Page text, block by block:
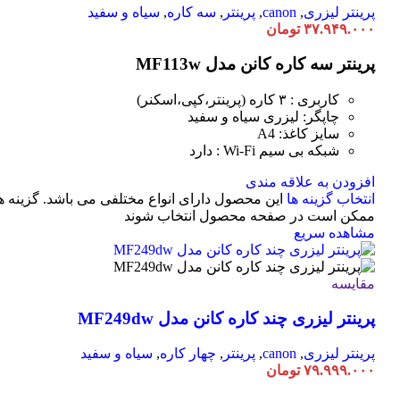
پرینتر لیزری,
canon
, پرینتر , سه کاره, سیاه و سفید
۳۷.۹۴۹.۰۰۰ تومان
پرینتر سه کاره کانن مدل MF113w
کاربری : ۳ کاره (پرینتر،کپی،اسکنر)
چاپگر: لیزری سیاه و سفید
سایز کاغذ: A4
شبکه بی سیم Wi-Fi : دارد
افزودن به علاقه مندی
انتخاب گزینه ها این محصول دارای انواع مختلفی می باشد. گزینه
ممکن است در صفحه محصول انتخاب شوند
مشاهده سریع
مقایسه
پرینتر لیزری چند کاره کانن مدل MF249dw
پرینتر لیزری,
canon
, پرینتر , چهار کاره, سیاه و سفید
۷۹.۹۹۹.۰۰۰ تومان